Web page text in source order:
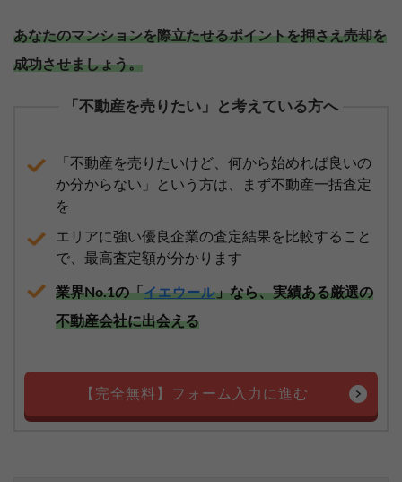
あなたのマンションを際立たせるポイントを押さえ売却を
成功させましょう。
「不動産を売りたい」と考えている方へ
「不動産を売りたいけど、何から始めれば良いの
か分からない」という方は、まず不動産一括査定
を
エリアに強い優良企業の査定結果を比較すること
で、最高査定額が分かります
業界No.1の「イエウール」なら、実績ある厳選の
不動産会社に出会える
【完全無料】フォーム入力に進む